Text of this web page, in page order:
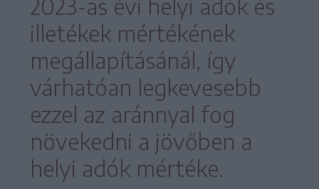
2023-as évi helyi adók és
illetékek mértékének
megállapításánál, így
várhatóan legkevesebb
ezzel az aránnyal fog
növekedni a jövőben a
helyi adók mértéke.